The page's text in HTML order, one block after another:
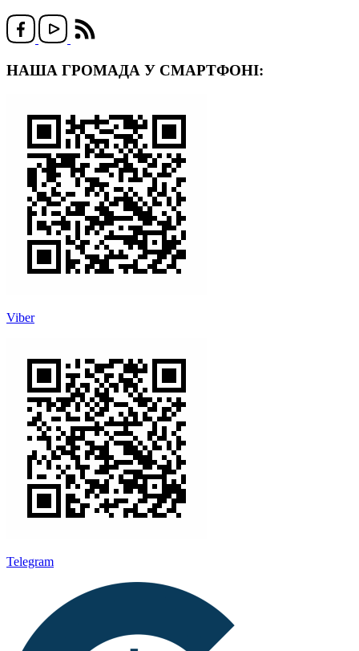
НАША ГРОМАДА У СМАРТФОНІ:
Viber
Telegram